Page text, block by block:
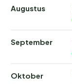
Augustus
September
Oktober